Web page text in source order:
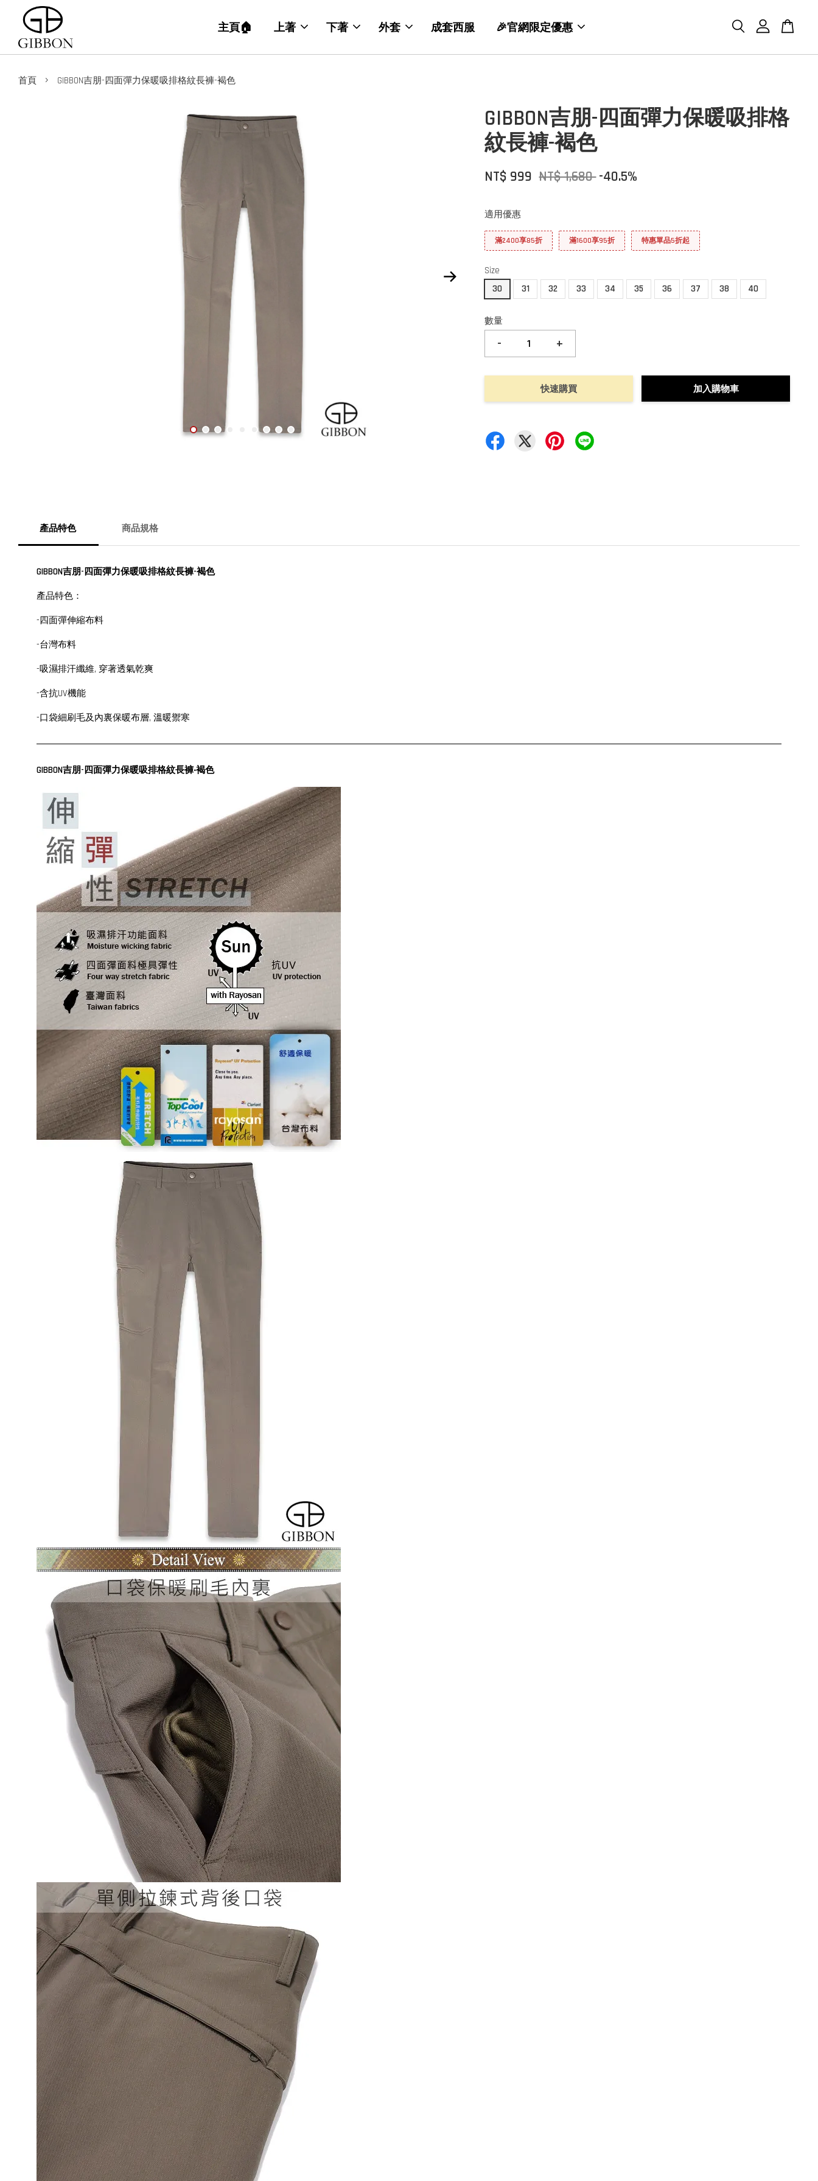
主頁🏠 上著 下著 外套 成套西服 🎉官網限定優惠
首頁 › GIBBON吉朋-四面彈力保暖吸排格紋長褲-褐色
GIBBON吉朋-四面彈力保暖吸排格
紋長褲-褐色
NT$ 999 NT$ 1,680-40.5%
適用優惠
滿2400享85折 滿1600享95折 特惠單品5折起
Size
30
31 32 33 34 35 36 37 38 40
數量
- +
快速購買 加入購物車
產品特色 商品規格
GIBBON吉朋-四面彈力保暖吸排格紋長褲-褐色
產品特色：
-四面彈伸縮布料
-台灣布料
-吸濕排汗纖維, 穿著透氣乾爽
-含抗UV機能
-口袋細刷毛及內裏保暖布層, 溫暖禦寒
GIBBON吉朋-四面彈力保暖吸排格紋長褲‧褐色